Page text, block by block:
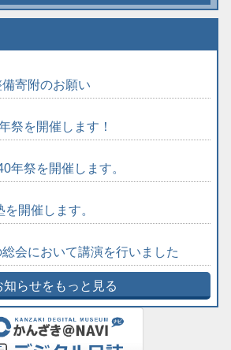
寄附のお願い
祭を開催します！
年祭を開催します。
開催します。
会において講演を行いました
知らせをもっと見る